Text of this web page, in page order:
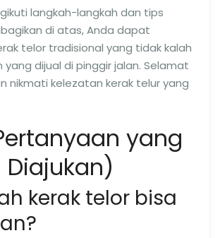
langkah-langkah dan tips
di atas, Anda dapat
telor tradisional yang tidak kalah
dijual di pinggir jalan. Selamat
nikmati kelezatan kerak telur yang
yang
Diajukan)
kerak telor bisa